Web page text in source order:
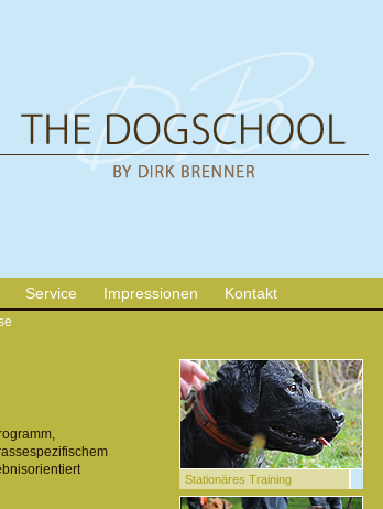
Service Impressionen Kontakt
Stationäres Training